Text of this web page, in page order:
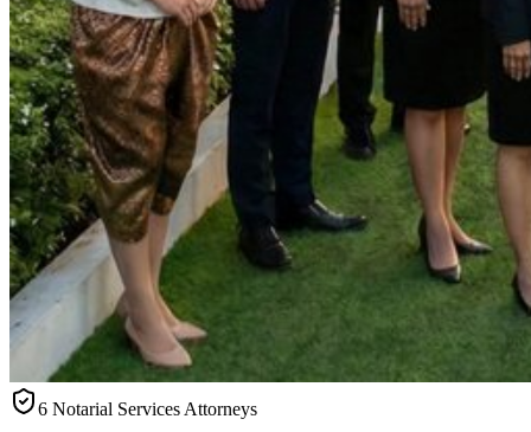
6 Notarial Services Attorneys